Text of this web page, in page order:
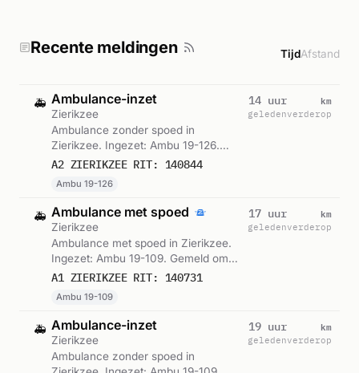
Recente meldingen TijdAfstand
🚑 Ambulance-inzet
Zierikzee
Ambulance zonder spoed in
Zierikzee. Ingezet: Ambu 19-126.
Gemeld om 17:39.
A2 ZIERIKZEE RIT: 140844
Ambu 19-126
14 uur
geleden
km
verderop
🚑 Ambulance met spoed
Zierikzee
Ambulance met spoed in Zierikzee.
Ingezet: Ambu 19-109. Gemeld om
14:27.
A1 ZIERIKZEE RIT: 140731
Ambu 19-109
17 uur
geleden
km
verderop
🚑 Ambulance-inzet
Zierikzee
Ambulance zonder spoed in
19 uur
geleden
km
verderop